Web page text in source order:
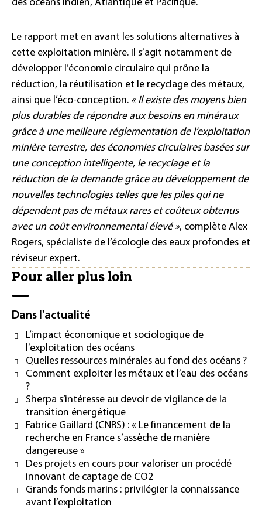
des océans Indien, Atlantique et Pacifique.
Le rapport met en avant les solutions alternatives à
cette exploitation minière. Il s’agit notamment de
développer l’économie circulaire qui prône la
réduction, la réutilisation et le recyclage des métaux,
ainsi que l’éco-conception. « Il existe des moyens bien
plus durables de répondre aux besoins en minéraux
grâce à une meilleure réglementation de l’exploitation
minière terrestre, des économies circulaires basées sur
une conception intelligente, le recyclage et la
réduction de la demande grâce au développement de
nouvelles technologies telles que les piles qui ne
dépendent pas de métaux rares et coûteux obtenus
avec un coût environnemental élevé », complète Alex
Rogers, spécialiste de l’écologie des eaux profondes et
réviseur expert.
Pour aller plus loin
Dans l'actualité
L’impact économique et sociologique de
l’exploitation des océans
Quelles ressources minérales au fond des océans ?
Comment exploiter les métaux et l’eau des océans
?
Sherpa s’intéresse au devoir de vigilance de la
transition énergétique
Fabrice Gaillard (CNRS) : « Le financement de la
recherche en France s’assèche de manière
dangereuse »
Des projets en cours pour valoriser un procédé
innovant de captage de CO2
Grands fonds marins : privilégier la connaissance
avant l’exploitation